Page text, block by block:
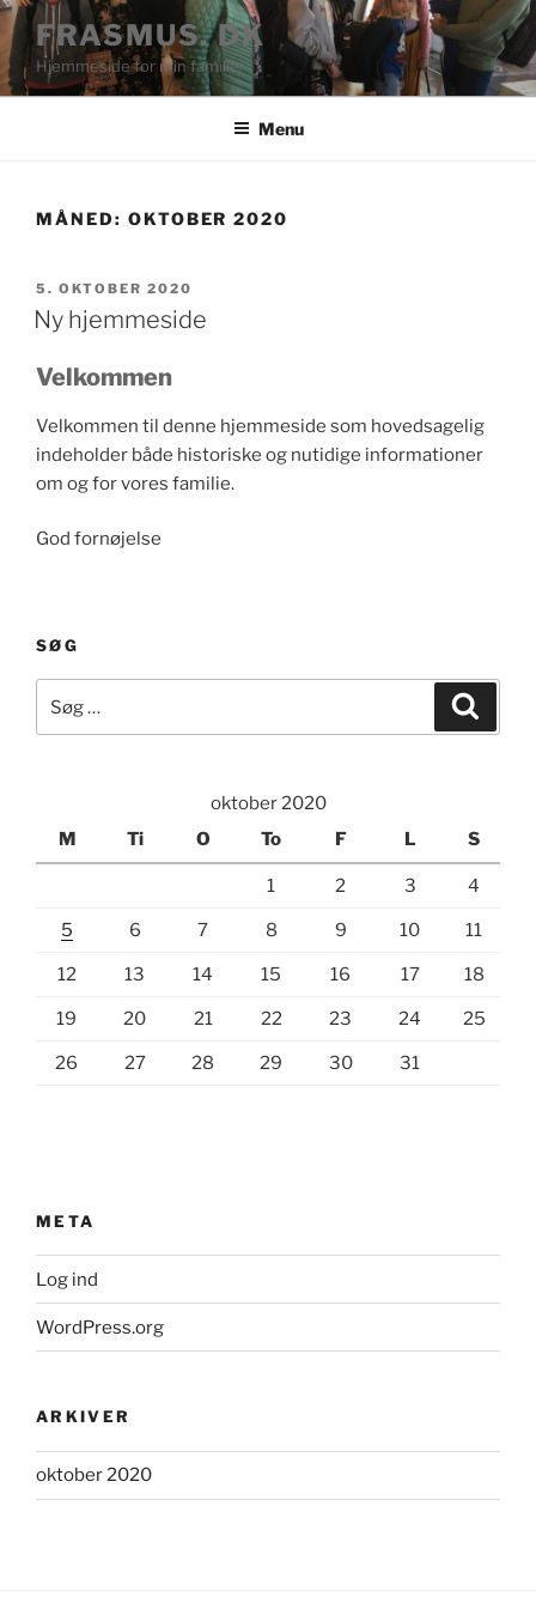
Videre
til
indhold
FRASMUS. DK
Hjemmeside for min familie
Menu
MÅNED: OKTOBER 2020
UDGIVET
DEN
5. OKTOBER 2020
Ny hjemmeside
Velkommen
Velkommen til denne hjemmeside som hovedsagelig
indeholder både historiske og nutidige informationer
om og for vores familie.
God fornøjelse
SØG
efter:
oktober 2020
M
Ti O To F L S
1 2 3 4
5 6 7 8 9 10 11
12 13 14 15 16 17 18
19 20 21 22 23 24 25
26 27 28 29 30 31
META
Log ind
WordPress.org
ARKIVER
oktober 2020